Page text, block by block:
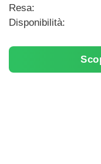
Resa:
Disponibilità: